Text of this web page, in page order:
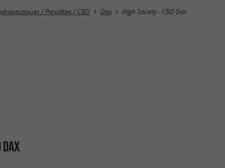
/ Parallèles / CBD Dax High Society - CBD Dax
DAX